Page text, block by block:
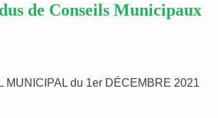
de Conseils Municipaux
MUNICIPAL du 1er DÉCEMBRE 2021